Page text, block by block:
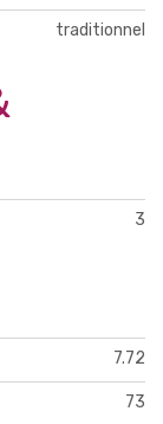
traditionnel
3
7.72
73